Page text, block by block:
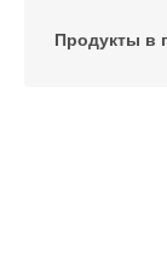
Продукты в